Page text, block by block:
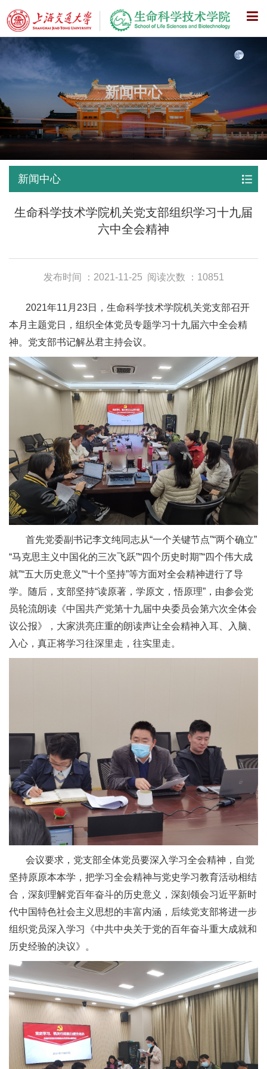
X
新闻中心
新闻中心
生命科学技术学院机关党支部组织学习十九届
六中全会精神
发布时间 ：2021-11-25 阅读次数 ：10851
2021年11月23日，生命科学技术学院机关党支部召开
本月主题党日，组织全体党员专题学习十九届六中全会精
神。党支部书记解丛君主持会议。
首先党委副书记李文纯同志从“一个关键节点”“两个确立”
“马克思主义中国化的三次飞跃”“四个历史时期”“四个伟大成
就”“五大历史意义”“十个坚持”等方面对全会精神进行了导
学。随后，支部坚持“读原著，学原文，悟原理”，由参会党
员轮流朗读《中国共产党第十九届中央委员会第六次全体会
议公报》，大家洪亮庄重的朗读声让全会精神入耳、入脑、
入心，真正将学习往深里走，往实里走。
会议要求，党支部全体党员要深入学习全会精神，自觉
坚持原原本本学，把学习全会精神与党史学习教育活动相结
合，深刻理解党百年奋斗的历史意义，深刻领会习近平新时
代中国特色社会主义思想的丰富内涵，后续党支部将进一步
组织党员深入学习《中共中央关于党的百年奋斗重大成就和
历史经验的决议》。